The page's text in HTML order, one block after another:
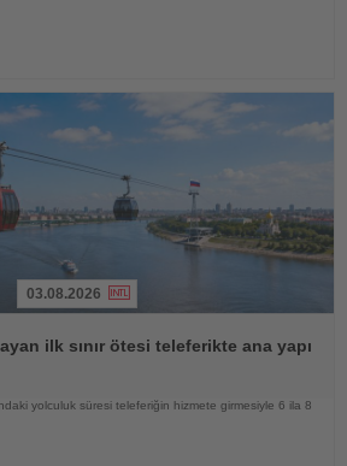
03.08.2026
ilk sınır ötesi teleferikte ana yapı
yolculuk süresi teleferiğin hizmete girmesiyle 6 ila 8